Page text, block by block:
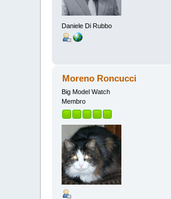
Daniele Di Rubbo
Moreno Roncucci
Big Model Watch
Membro